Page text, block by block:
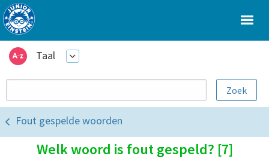
Taal
Fout gespelde woorden
Welk woord is fout gespeld? [7]